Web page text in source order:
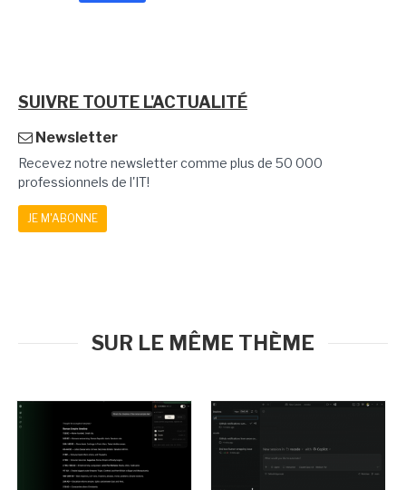
SUIVRE TOUTE L'ACTUALITÉ
Newsletter
Recevez notre newsletter comme plus de 50 000
professionnels de l'IT!
JE M'ABONNE
SUR LE MÊME THÈME